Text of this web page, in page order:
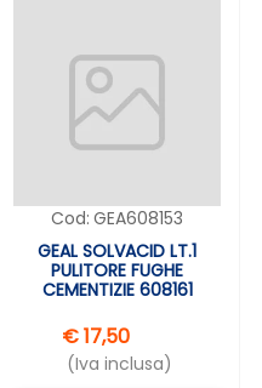
Cod: GEA608153
GEAL SOLVACID LT.1
PULITORE FUGHE
CEMENTIZIE 608161
€ 17,50
(Iva inclusa)